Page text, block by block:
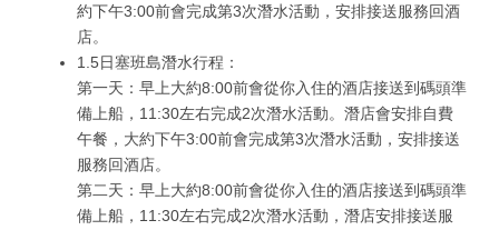
約下午3:00前會完成第3次潛水活動，安排接送服務回酒
店。
1.5日塞班島潛水行程：
第一天：早上大約8:00前會從你入住的酒店接送到碼頭準
備上船，11:30左右完成2次潛水活動。潛店會安排自費
午餐，大約下午3:00前會完成第3次潛水活動，安排接送
服務回酒店。
第二天：早上大約8:00前會從你入住的酒店接送到碼頭準
備上船，11:30左右完成2次潛水活動，潛店安排接送服